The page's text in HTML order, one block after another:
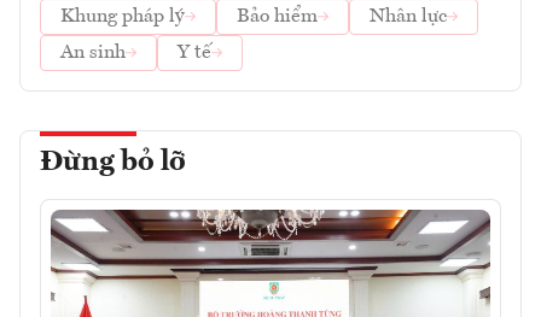
Khung pháp lý
Bảo hiểm
Nhân lực
An sinh
Y tế
Đừng bỏ lỡ